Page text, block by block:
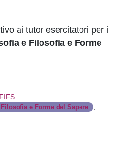
ai tutor esercitatori per i
e Filosofia e Forme
e Forme del Sapere